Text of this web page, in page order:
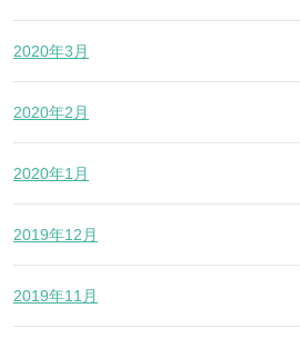
2020年3月
2020年2月
2020年1月
2019年12月
2019年11月